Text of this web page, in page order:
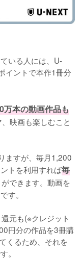
いる人には、U-
イントで本作1冊分
万本の動画作品も
映画も楽しむこと
ますが、毎月1,200
トを利用すれば毎
ができます。動画を
す。
元も(※クレジット
円分の作品を3冊購
くるため、それを
。